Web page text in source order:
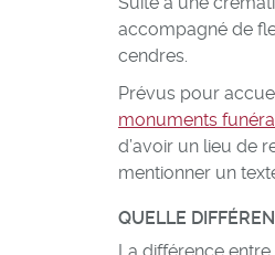
accompagné de
cendres.
Prévus pour
monuments
d’avoir un lieu de
mentionner un
QUELLE